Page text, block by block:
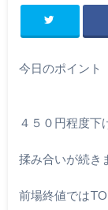
今日のポイント
４５０円程度下
揉み合いが続き
前場終値では